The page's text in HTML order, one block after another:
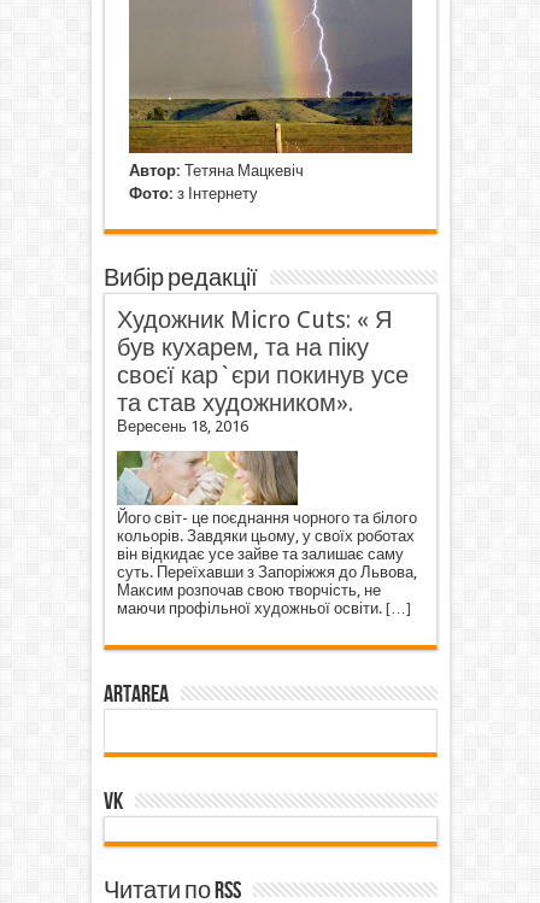
Автор: Тетяна Мацкевіч
Фото: з Інтернету
Вибір редакції
Художник Micro Cuts: « Я
був кухарем, та на піку
своєї кар`єри покинув усе
та став художником».
Вересень 18, 2016
Його світ- це поєднання чорного та білого
кольорів. Завдяки цьому, у своїх роботах
він відкидає усе зайве та залишає саму
суть. Переїхавши з Запоріжжя до Львова,
Максим розпочав свою творчість, не
маючи профільної художньої освіти. […]
ArtArea
VK
Читати по RSS